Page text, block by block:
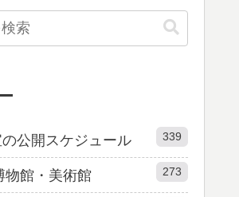
公開スケジュール 339
物館・美術館 273